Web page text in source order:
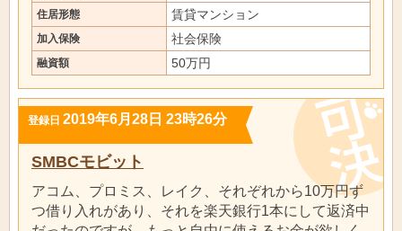
住居形態 賃貸マンション
加入保険 社会保険
融資額 50万円
登録日 2019年6月28日 23時26分
SMBCモビット
アコム、プロミス、レイク、それぞれから10万円ず
つ借り入れがあり、それを楽天銀行1本にして返済中